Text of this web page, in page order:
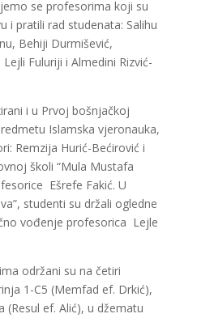
se profesorima koji su
i pratili rad studenata: Salihu
Behiji Durmišević,
Fuluriji i Almedini Rizvić-
i u Prvoj bošnjačkoj
Islamska vjeronauka,
Remzija Hurić-Bećirović i
školi “Mula Mustafa
Ešrefe Fakić. U
studenti su držali ogledne
vođenje profesorica Lejle
održani su na četiri
1-C5 (Memfad ef. Drkić),
(Resul ef. Alić), u džematu